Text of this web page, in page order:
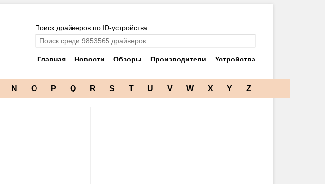
Поиск драйверов по ID-устройства:
Главная Новости Обзоры Производители Устройства
N O P Q R S T U V W X Y Z